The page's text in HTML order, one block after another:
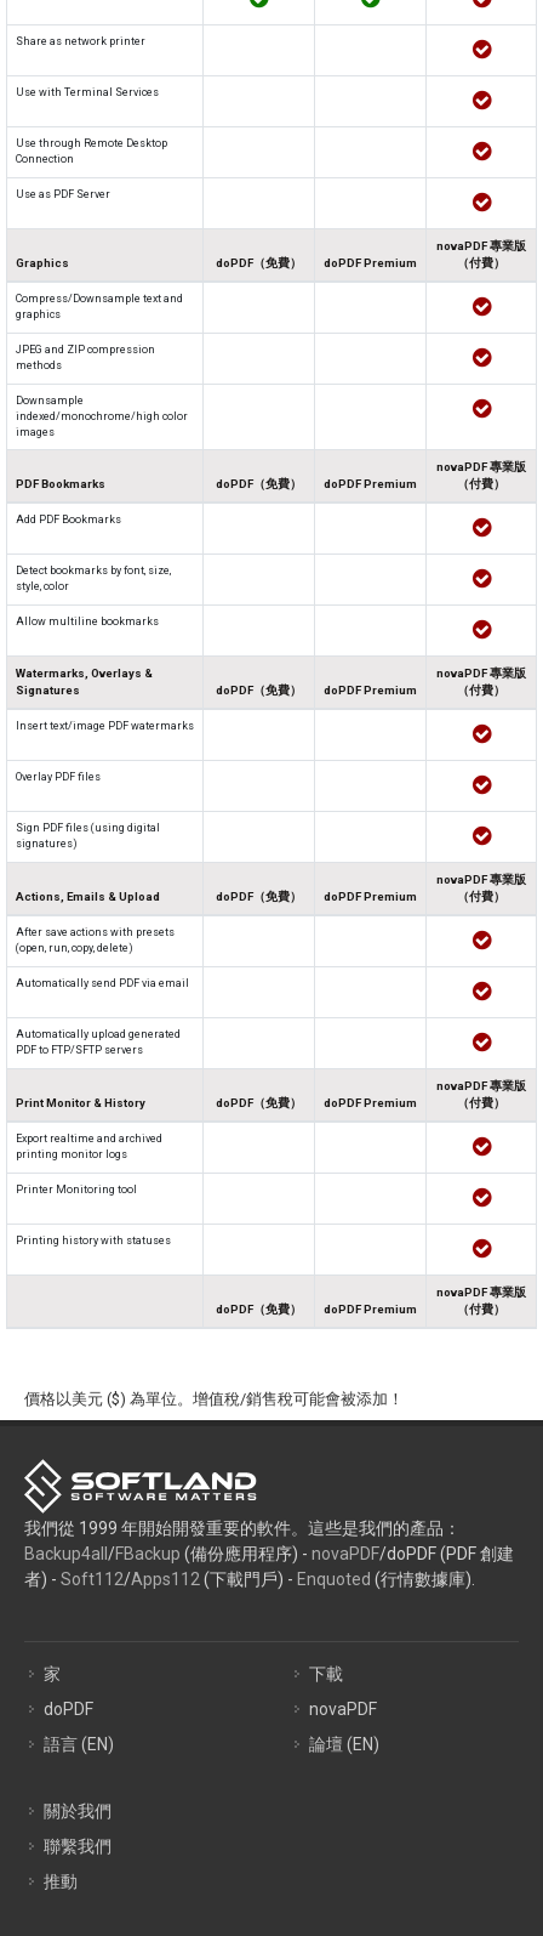
Share as network printer
Use with Terminal Services
Use through Remote Desktop
Connection
Use as PDF Server
Graphics doPDF（免費） doPDF Premium
novaPDF 專業版
（付費）
Compress/Downsample text and
graphics
JPEG and ZIP compression
methods
Downsample
indexed/monochrome/high color
images
PDF Bookmarks doPDF（免費） doPDF Premium
novaPDF 專業版
（付費）
Add PDF Bookmarks
Detect bookmarks by font, size,
style, color
Allow multiline bookmarks
Watermarks, Overlays &
Signatures
doPDF（免費） doPDF Premium
novaPDF 專業版
（付費）
Insert text/image PDF watermarks
Overlay PDF files
Sign PDF files (using digital
signatures)
Actions, Emails & Upload doPDF（免費） doPDF Premium
novaPDF 專業版
（付費）
After save actions with presets
(open, run, copy, delete)
Automatically send PDF via email
Automatically upload generated
PDF to FTP/SFTP servers
Print Monitor & History doPDF（免費） doPDF Premium
novaPDF 專業版
（付費）
Export realtime and archived
printing monitor logs
Printer Monitoring tool
Printing history with statuses
doPDF（免費） doPDF Premium
novaPDF 專業版
（付費）
價格以美元 ($) 為單位。增值稅/銷售稅可能會被添加！
我們從 1999 年開始開發重要的軟件。這些是我們的產品：
Backup4all /FBackup (備份應用程序) - novaPDF/doPDF (PDF 創建
者) - Soft112/Apps112 (下載門戶) - Enquoted (行情數據庫).
家
doPDF
語言 (EN)
下載
novaPDF
論壇 (EN)
關於我們
聯繫我們
推動